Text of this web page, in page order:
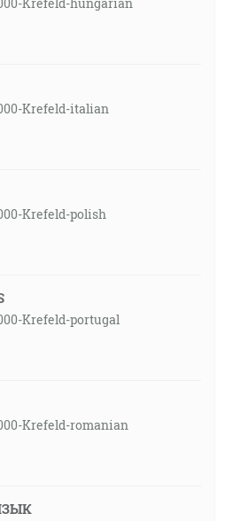
Krefeld-italian
Krefeld-polish
Krefeld-portugal
Krefeld-romanian